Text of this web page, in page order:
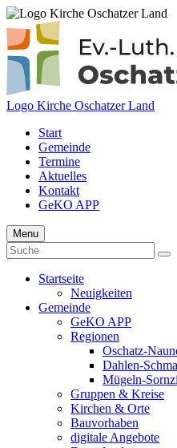
Logo Kirche Oschatzer Land
Start
Gemeinde
Termine
Aktuelles
Kontakt
GeKO APP
Menu
Startseite
Neuigkeiten
Gemeinde
GeKO APP
Regionen
Oschatz-
Dahlen-
Mügeln-
Gruppen & Kreise
Kirchen & Orte
Bauvorhaben
digitale Angebote